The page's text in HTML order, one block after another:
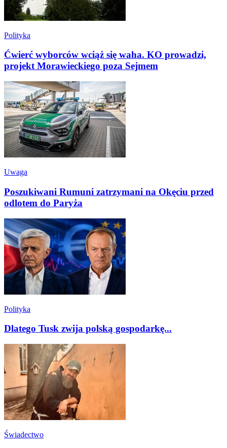
Polityka
Ćwierć wyborców wciąż się waha. KO prowadzi,
projekt Morawieckiego poza Sejmem
Uwaga
Poszukiwani Rumuni zatrzymani na Okęciu przed
odlotem do Paryża
Polityka
Dlatego Tusk zwija polską gospodarkę...
Świadectwo